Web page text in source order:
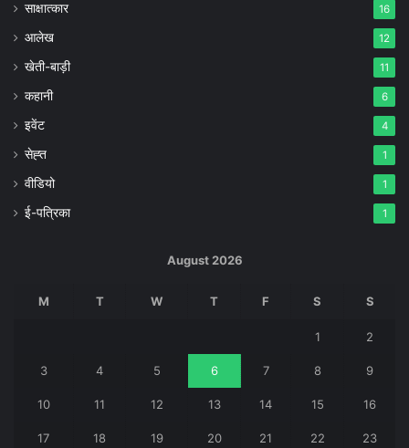
साक्षात्कार 16
आलेख 12
खेती-बाड़ी 11
कहानी 6
इवेंट 4
सेह्त 1
वीडियो 1
ई-पत्रिका 1
August 2026
M T W T F S S
1 2
3 4 5 6 7 8 9
10 11 12 13 14 15 16
17 18 19 20 21 22 23